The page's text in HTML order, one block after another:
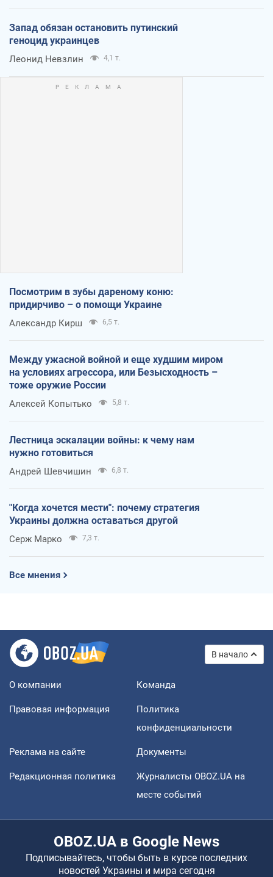
Запад обязан остановить путинский
геноцид украинцев
Леонид Невзлин 4,1 т.
Посмотрим в зубы дареному коню:
придирчиво – о помощи Украине
Александр Кирш 6,5 т.
Между ужасной войной и еще худшим миром
на условиях агрессора, или Безысходность –
тоже оружие России
Алексей Копытько 5,8 т.
Лестница эскалации войны: к чему нам
нужно готовиться
Андрей Шевчишин 6,8 т.
"Когда хочется мести": почему стратегия
Украины должна оставаться другой
Серж Марко 7,3 т.
Все мнения
В начало
О компании Команда
Правовая информация
Политика
конфиденциальности
Реклама на сайте Документы
Редакционная политика
Журналисты OBOZ.UA на
месте событий
OBOZ.UA в Google News
Подписывайтесь, чтобы быть в курсе последних
новостей Украины и мира сегодня